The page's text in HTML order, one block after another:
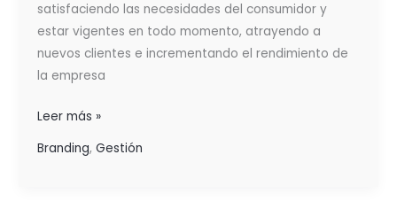
satisfaciendo las necesidades del consumidor y
estar vigentes en todo momento, atrayendo a
nuevos clientes e incrementando el rendimiento de
la empresa
Leer más »
Branding, Gestión